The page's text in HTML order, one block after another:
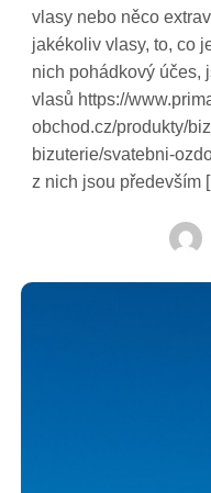
vlasy nebo něco
jakékoliv vlasy, to, co
nich pohádkový účes,
vlasů https://
obchod.cz/produkty/
bizuterie/svatebni-
z nich jsou především